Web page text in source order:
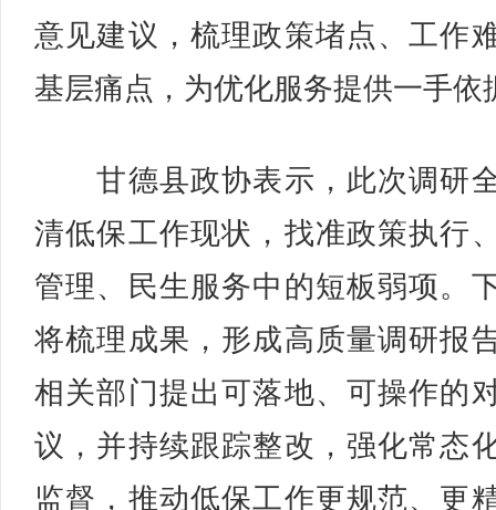
意见建议，梳理政策堵点、工作
基层痛点，为优化服务提供一手依
甘德县政协表示，此次调研
清低保工作现状，找准政策执行
管理、民生服务中的短板弱项。
将梳理成果，形成高质量调研报
相关部门提出可落地、可操作的
议，并持续跟踪整改，强化常态
监督，推动低保工作更规范、更